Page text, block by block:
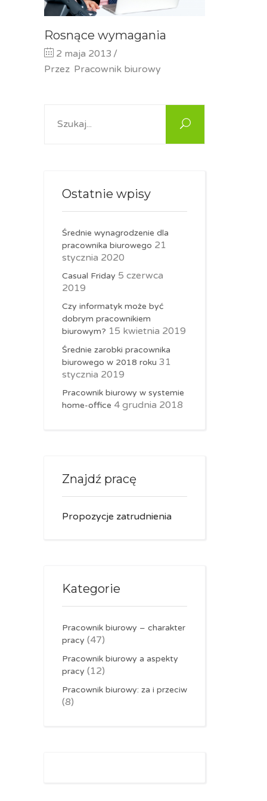
Rosnące wymagania
2 maja 2013
Przez Pracownik biurowy
Ostatnie wpisy
Średnie wynagrodzenie dla
pracownika biurowego 21
stycznia 2020
Casual Friday 5 czerwca
2019
Czy informatyk może być
dobrym pracownikiem
biurowym? 15 kwietnia 2019
Średnie zarobki pracownika
biurowego w 2018 roku 31
stycznia 2019
Pracownik biurowy w systemie
home-office 4 grudnia 2018
Znajdź pracę
Propozycje zatrudnienia
Kategorie
Pracownik biurowy – charakter
pracy (47)
Pracownik biurowy a aspekty
pracy (12)
Pracownik biurowy: za i przeciw
(8)